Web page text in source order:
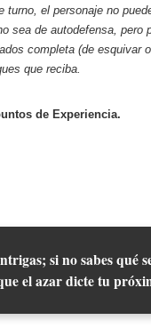
turno, el personaje no
sea de autodefensa, pero
completa (de esquivar
que reciba.
de Experiencia.
si no sabes qué
el azar dicte tu